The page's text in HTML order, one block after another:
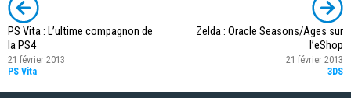
PS Vita : L’ultime compagnon de
la PS4
21 février 2013
PS Vita
Zelda : Oracle Seasons/Ages sur
l’eShop
21 février 2013
3DS